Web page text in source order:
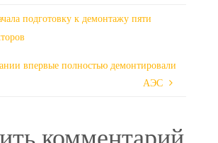
подготовку к демонтажу пяти
впервые полностью демонтировали
АЭС